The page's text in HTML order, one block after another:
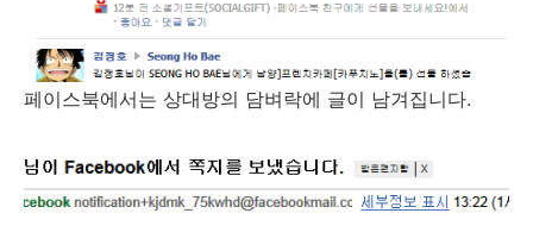
페이스북에서는 상대방의 담벼락에 글이 남겨집니다.